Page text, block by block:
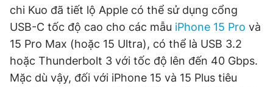
Thông tin tòa soạn Liên hệ quảng cáo
chi Kuo đã tiết lộ Apple có thể sử dụng cổng
USB-C tốc độ cao cho các mẫu iPhone 15 Pro và
15 Pro Max (hoặc 15 Ultra), có thể là USB 3.2
hoặc Thunderbolt 3 với tốc độ lên đến 40 Gbps.
Mặc dù vậy, đối với iPhone 15 và 15 Plus tiêu